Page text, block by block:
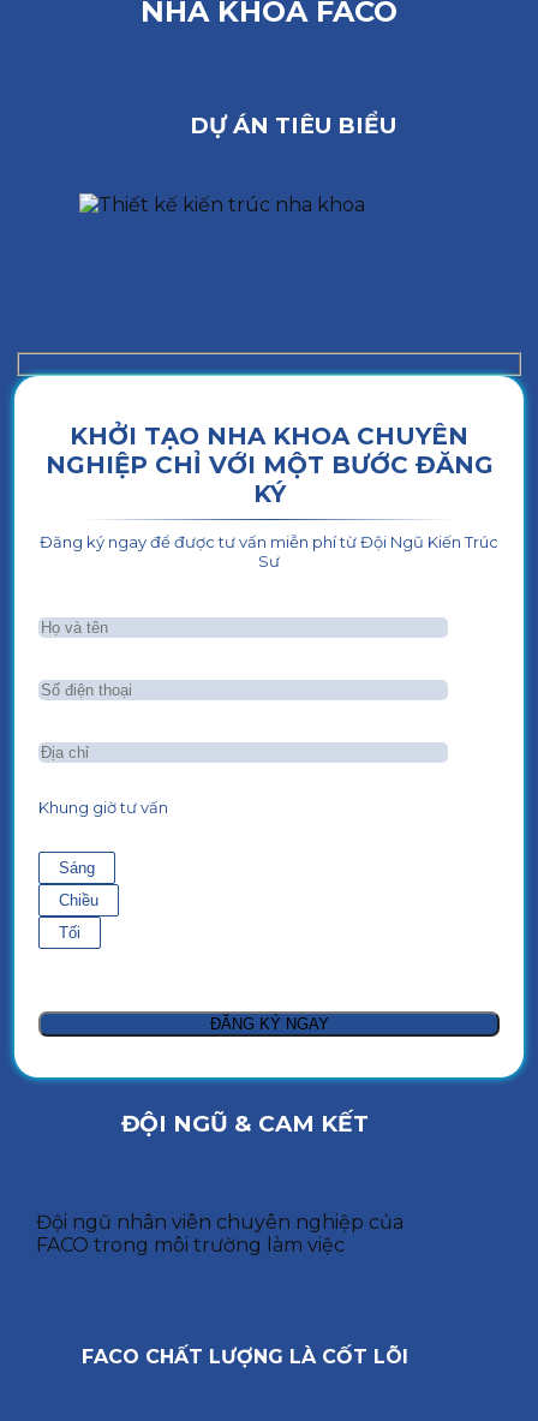
NHA KHOA FACO
DỰ ÁN TIÊU BIỂU
KHỞI TẠO NHA KHOA CHUYÊN
NGHIỆP CHỈ VỚI MỘT BƯỚC ĐĂNG
KÝ
Đăng ký ngay để được tư vấn miễn phí từ Đội Ngũ Kiến Trúc
Sư
Khung giờ tư vấn
Sáng
Chiều
Tối
ĐỘI NGŨ & CAM KẾT
Đội ngũ nhân viên chuyên nghiệp của
FACO trong môi trường làm việc
FACO CHẤT LƯỢNG LÀ CỐT LÕI